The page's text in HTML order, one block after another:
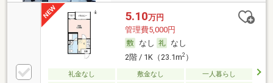
5.10万円
管理費5,000円
なし
なし
2階 / 1K（23.1m2）
礼金なし 敷金なし
一人暮らし